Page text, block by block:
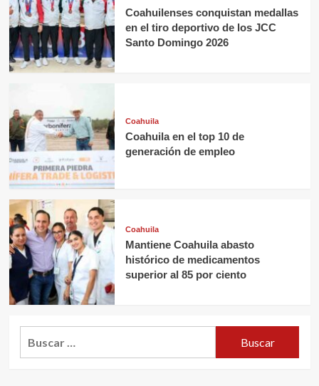
Coahuilenses conquistan medallas
en el tiro deportivo de los JCC
Santo Domingo 2026
Coahuila
Coahuila en el top 10 de
generación de empleo
Coahuila
Mantiene Coahuila abasto
histórico de medicamentos
superior al 85 por ciento